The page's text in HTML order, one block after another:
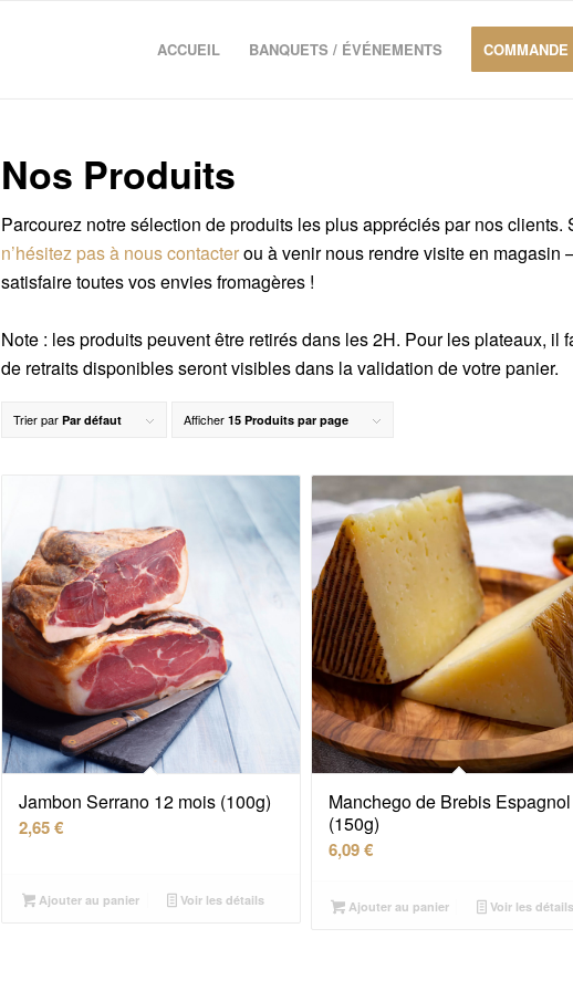
ACCUEIL BANQUETS / ÉVÉNEMENTS
Nos Produits
Parcourez notre sélection de produits les plus appréciés par nos
n’hésitez pas à nous contacterou à venir nous rendre visite en magasin
satisfaire toutes vos envies fromagères !
Note : les produits peuvent être retirés dans les 2H. Pour les plateaux, il
de retraits disponibles seront visibles dans la validation de votre panier.
Trier par Par défaut Afficher 15 Produits par page
Jambon Serrano 12 mois (100g)
2,65€
Ajouter au panier Voir les détails
Manchego de Brebis Espagnol
(150g)
6,09€
Ajouter au panier Voir les détails